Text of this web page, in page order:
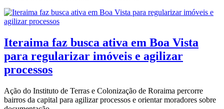
Iteraima faz busca ativa em Boa Vista
para regularizar imóveis e agilizar
processos
Ação do Instituto de Terras e Colonização de Roraima percorre
bairros da capital para agilizar processos e orientar moradores sobre